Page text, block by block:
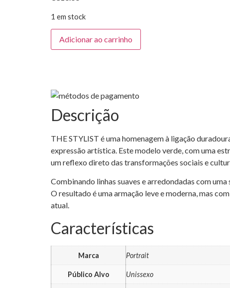
1 em stock
Quantidade
Portrait
-
Verde
Adicionar ao carrinho
Descrição
THE STYLIST é uma homenagem à ligação
expressão artística. Este modelo verde, com uma
um reflexo direto das transformações sociais e
Combinando linhas suaves e arredondadas com
O resultado é uma armação leve e moderna, mas
atual.
Características
Marca Portrait
Público Alvo Unissexo